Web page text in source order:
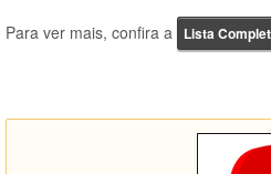
Para ver mais, confira a Lista